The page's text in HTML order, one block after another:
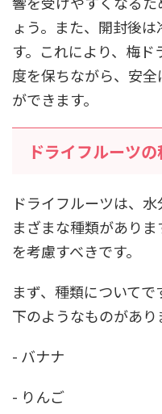
ょう。また、開封後
す。これにより、梅
度を保ちながら、安
ができます。
ドライフルーツ
ドライフルーツは、
まざまな種類があり
を考慮すべきです。
まず、種類について
下のようなものがあり
- バナナ
- りんご